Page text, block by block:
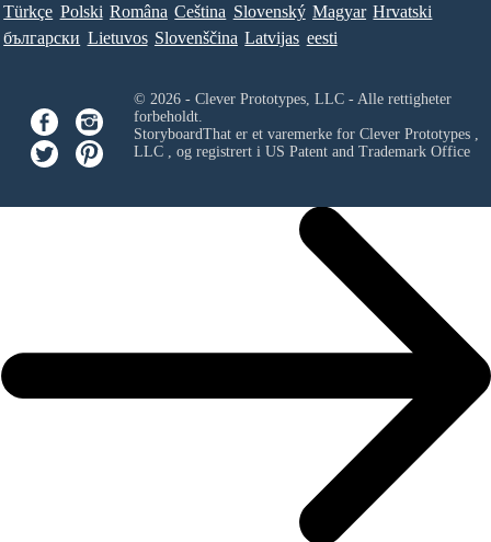
Türkçe Polski Româna Ceština Slovenský Magyar Hrvatski
български Lietuvos Slovenščina Latvijas eesti
© 2026 - Clever Prototypes, LLC - Alle rettigheter
forbeholdt.
StoryboardThat er et varemerke for Clever Prototypes ,
LLC, og registrert i US Patent and Trademark Office